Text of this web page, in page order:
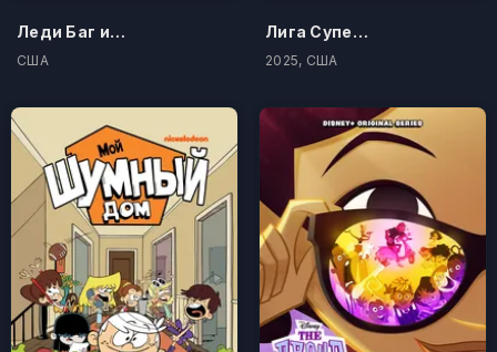
Леди Баг и Супер-Кот: Токио. Звёздный отряд
США
Лига Супер-пупер кроликов
2025, США